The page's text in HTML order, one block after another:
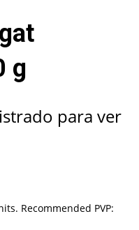
g
para ver
Recommended PVP: